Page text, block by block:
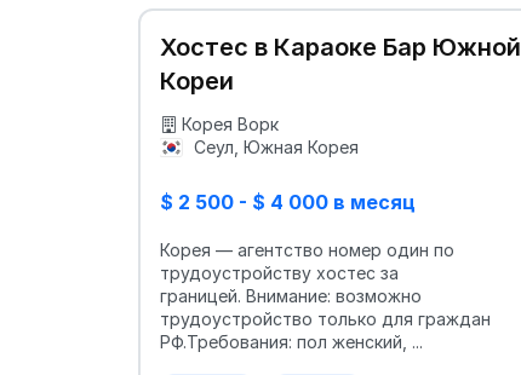
Хостес в Караоке Бар Южной
Кореи
Корея Ворк
Сеул, Южная Корея
$ 2 500 - $ 4 000 в месяц
Корея — агентство номер один по
трудоустройству хостес за
границей. Внимание: возможно
трудоустройство только для граждан
РФ.Требования: пол женский, ...